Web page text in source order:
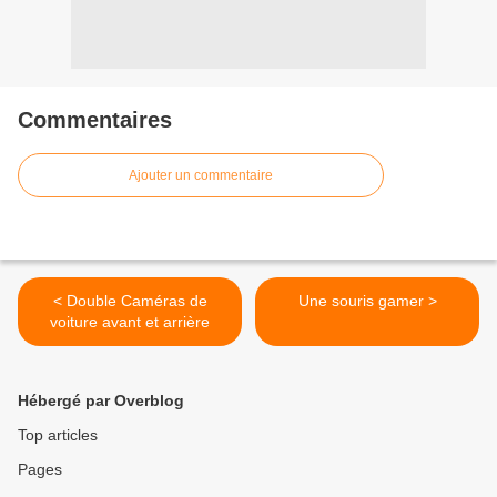
Commentaires
Ajouter un commentaire
< Double Caméras de
voiture avant et arrière
Une souris gamer >
Hébergé par Overblog
Top articles
Pages